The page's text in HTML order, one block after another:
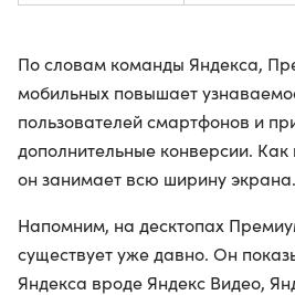
По словам команды Яндекса,
мобильных повышает
пользователей смартфонов и
дополнительные конверсии.
он занимает всю ширину экрана.
Напомним, на десктопах
существует уже давно. Он
Яндекса вроде Яндекс Видео,